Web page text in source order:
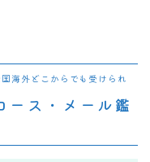
海外どこからでも受けられ
ース・メール鑑